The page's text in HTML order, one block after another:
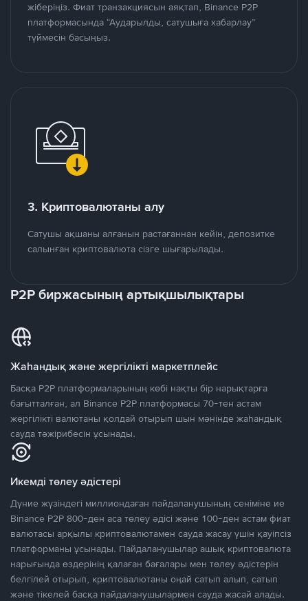
жіберіңіз. Фиат транзакциясын аяқтап, Binance P2P
платформасында “Аударылды, сатушыға хабарлау”
түймесін басыңыз.
3. Криптовалютаны алу
Сатушы ақшаны алғанын растағаннан кейін, депозитке
салынған криптовалюта сізге шығарылады.
P2P биржасының артықшылықтары
Жаһандық және жергілікті маркетплейс
Басқа P2P платформаларының көбі нақты бір нарықтарға
бағытталған, ал Binance P2P платформасы 70-тен астам
жергілікті валютаны қолдай отырып шын мәнінде жаһандық
сауда тәжірибесін ұсынады.
Икемді төлеу әдістері
Дүние жүзіндегі миллиондаған пайдаланушының сеніміне ие
Binance P2P 800-ден аса төлеу әдісі және 100-ден астам фиат
валютасы арқылы криптовалютамен сауда жасау үшін қауіпсіз
платформаны ұсынады. Пайдаланушылар ашық криптовалюта
нарығында өздерінің қалаған бағалары мен төлеу әдістерін
белгілей отырып, криптовалютаны оңай сатып алып, сатып
және тікелей басқа пайдаланушылармен сауда жасай алады.